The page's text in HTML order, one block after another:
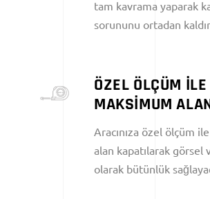
tam kavrama yaparak
sorununu ortadan
ÖZEL ÖLÇÜM İLE
MAKSİMUM
Aracınıza özel ölçüm
alan kapatılarak görsel
olarak bütünlük